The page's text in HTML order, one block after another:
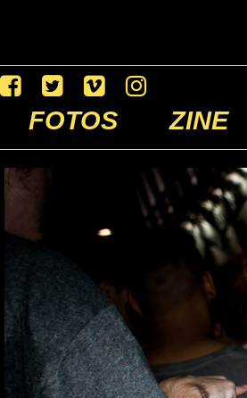
FOTOS ZINE